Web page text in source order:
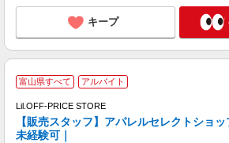
キープ
富山県すべて アルバイト
Lil.OFF-PRICE STORE
【販売スタッフ】アパレルセレクトショッ
未経験可｜